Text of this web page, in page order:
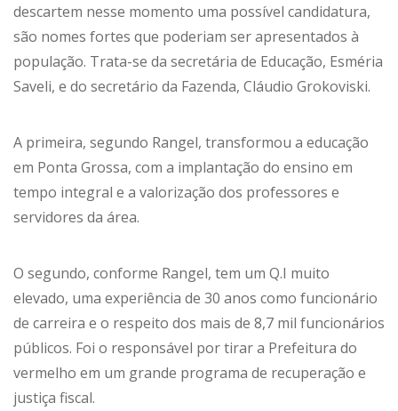
descartem nesse momento uma possível candidatura,
são nomes fortes que poderiam ser apresentados à
população. Trata-se da secretária de Educação, Esméria
Saveli, e do secretário da Fazenda, Cláudio Grokoviski.
A primeira, segundo Rangel, transformou a educação
em Ponta Grossa, com a implantação do ensino em
tempo integral e a valorização dos professores e
servidores da área.
O segundo, conforme Rangel, tem um Q.I muito
elevado, uma experiência de 30 anos como funcionário
de carreira e o respeito dos mais de 8,7 mil funcionários
públicos. Foi o responsável por tirar a Prefeitura do
vermelho em um grande programa de recuperação e
justiça fiscal.